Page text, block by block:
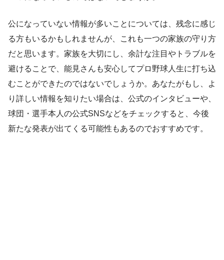
公になっていない情報が多いことについては、残念に感じ
る方もいるかもしれませんが、これも一つの家族の守り方
だと思います。家族を大切にし、余計な注目やトラブルを
避けることで、能見さんも安心してプロ野球人生に打ち込
むことができたのではないでしょうか。あなたがもし、よ
り詳しい情報を知りたい場合は、公式のインタビューや、
球団・選手本人の公式SNSなどをチェックすると、今後
新たな発表が出てくる可能性もあるのでおすすめです。